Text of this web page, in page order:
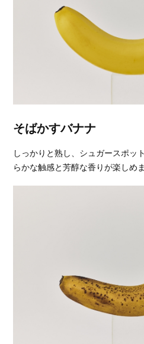
そばかすバナナ
しっかりと熟し、シュガースポッ
らかな触感と芳醇な香りが楽しめま